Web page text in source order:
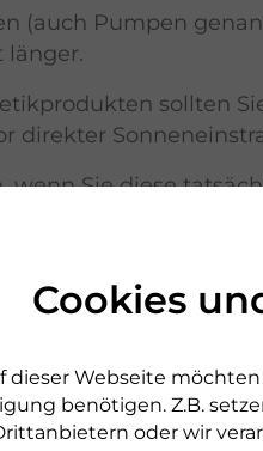
Cookies
dieser Webseite
benötigen. Z.B.
oder wir
(auch Pumpen
länger.
sollten
direkter
wenn Sie diese
halten, als auf der
Diese Beiträge